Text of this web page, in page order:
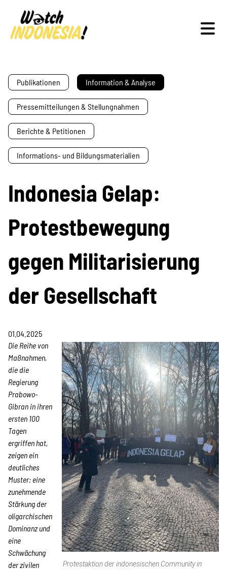
Schwerpunkte
Veranstaltungen
Publikationen
Information & Analyse
Pressemitteilungen &
Informations- und
Bildungsmaterialien
Projekte
Kampagne
Stellenangebote
Werde Mitglied
Publikationen Information & Analyse
Pressemitteilungen & Stellungnahmen
Berichte & Petitionen
Informations- und Bildungsmaterialien
Indonesia Gelap:
Protestbewegung
gegen Militarisierung
der Gesellschaft
01.04.2025
Protestaktion der indonesischen Community in
Die Reihe von
Maßnahmen,
die die
Regierung
Prabowo-
Gibran in ihren
ersten 100
Tagen
ergriffen hat,
zeigen ein
deutliches
Muster: eine
zunehmende
Stärkung der
oligarchischen
Dominanz und
eine
Schwächung
der zivilen